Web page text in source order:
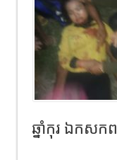
ឆ្នាំកុរ ឯកស